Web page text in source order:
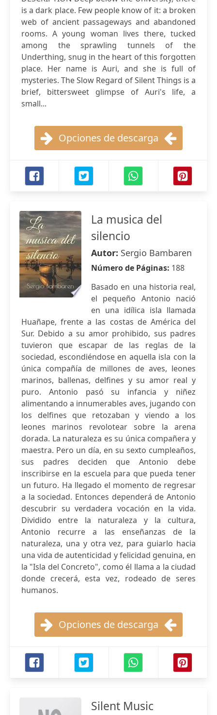
is a dark place. Few people know of it: a broken
web of ancient passageways and abandoned
rooms. A young woman lives there, tucked
among the sprawling tunnels of the
Underthing, snug in the heart of this forgotten
place. Her name is Auri, and she is full of
mysteries. The Slow Regard of Silent Things is a
brief, bittersweet glimpse of Auri's life, a
small...
Opciones de descarga
La musica del
silencio
Autor: Sergio Bambaren
Número de Páginas: 188
Basado en una historia real,
el pequeño Antonio nació
en una idílica isla llamada
Huañape, frente a las costas de América del
Sur. Debido a su amor prohibido, sus padres
tuvieron que escapar de las reglas de la
sociedad, escondiéndose en aquella isla con la
única compañía de millones de aves, leones
marinos, ballenas, delfines y su amor real y
puro. Antonio pasó su infancia y niñez
alimentando a innumerables aves, jugando con
los delfines que retozaban y viendo a los
leones marinos revolotear sobre la arena
dorada. La naturaleza es su única compañera y
maestra. Pero un día, en su sexto cumpleaños,
sus padres deciden que Antonio debe
inscribirse en la escuela para que pueda tener
un futuro. Ha llegado el momento de regresar
a la sociedad. Entonces dependerá de Antonio
descubrir su verdadera vocación en la vida.
Dividido entre la naturaleza y la cultura,
Antonio recurre a las enseñanzas de la
naturaleza, una y otra vez, para guiarlo hacia
una vida de autenticidad y felicidad genuina, en
la "Isla del Concreto", como él llama a la ciudad
donde crecerá, esta vez, rodeado de seres
humanos.
Opciones de descarga
Silent Music